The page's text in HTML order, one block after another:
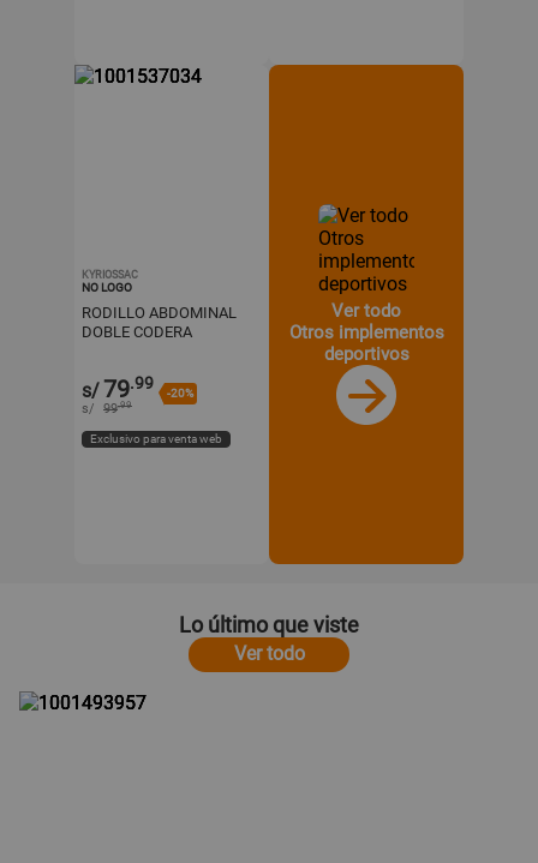
KYRIOSSAC
NO LOGO
RODILLO ABDOMINAL
DOBLE CODERA
s/79.99
-20%
s/ 99.99
Exclusivo para venta web
Ver todo
Otros implementos
deportivos
Lo último que viste
Ver todo